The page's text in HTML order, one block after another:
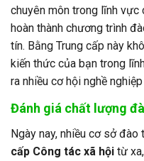
chuyên môn trong lĩnh
hoàn thành chương trình
tín. Bằng Trung cấp này
kiến thức của bạn trong
ra nhiều cơ hội nghề
Đánh giá chất lượng
Ngày nay, nhiều cơ sở
cấp Công tác xã hội từ